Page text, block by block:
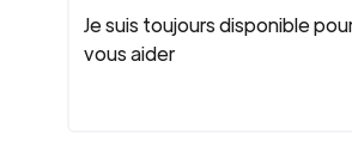
Je suis toujours disponible
vous aider